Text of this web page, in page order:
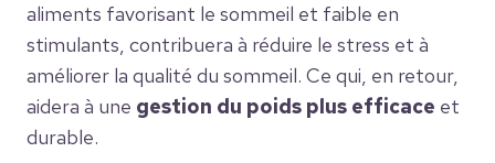
aliments favorisant le sommeil et faible en
stimulants, contribuera à réduire le stress et à
améliorer la qualité du sommeil. Ce qui, en retour,
aidera à une gestion du poids plus efficace et
durable.